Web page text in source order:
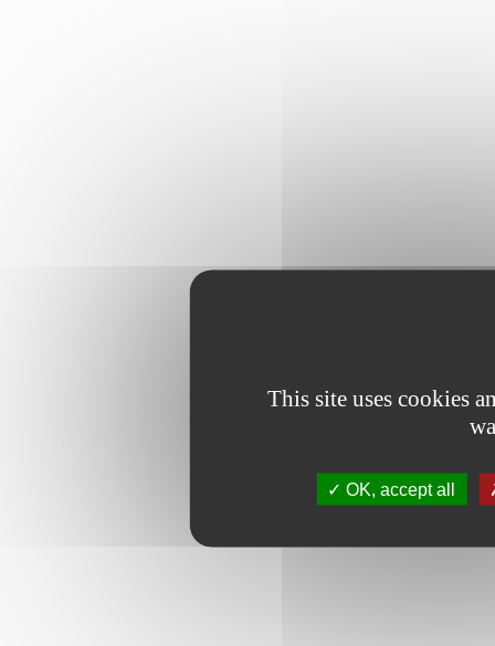
This site uses cookies
OK, accept all